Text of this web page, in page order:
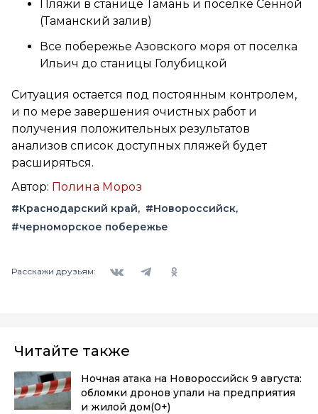
Пляжи в станице Тамань и поселке Сенной
(Таманский залив)
Все побережье Азовского моря от поселка
Ильич до станицы Голубицкой
Ситуация остается под постоянным контролем,
и по мере завершения очистных работ и
получения положительных результатов
анализов список доступных пляжей будет
расширяться.
Автор: Полина Мороз
#Краснодарский край
#Новороссийск
#черноморское побережье
Расскажи друзьям:
Читайте также
Ночная атака на Новороссийск 9 августа:
обломки дронов упали на предприятия
и жилой дом(0+)